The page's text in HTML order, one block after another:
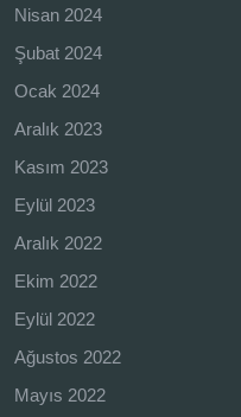
Nisan 2024
Şubat 2024
Ocak 2024
Aralık 2023
Kasım 2023
Eylül 2023
Aralık 2022
Ekim 2022
Eylül 2022
Ağustos 2022
Mayıs 2022